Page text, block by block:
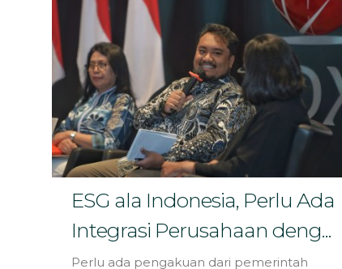
Team Kami
Sorotan Berita
Bahasa
ESG ala Indonesia, Perlu Ada
Integrasi Perusahaan deng...
Perlu ada pengakuan dari pemerintah